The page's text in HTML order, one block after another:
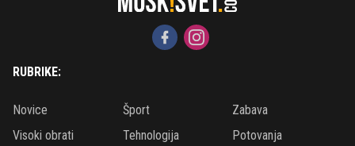
RUBRIKE:
Novice Šport
Zabava
Visoki obrati
Tehnologija
Potovanja